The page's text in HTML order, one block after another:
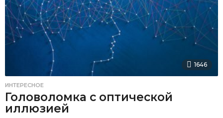
1646
ИНТЕРЕСНОЕ
Головоломка с оптической
иллюзией